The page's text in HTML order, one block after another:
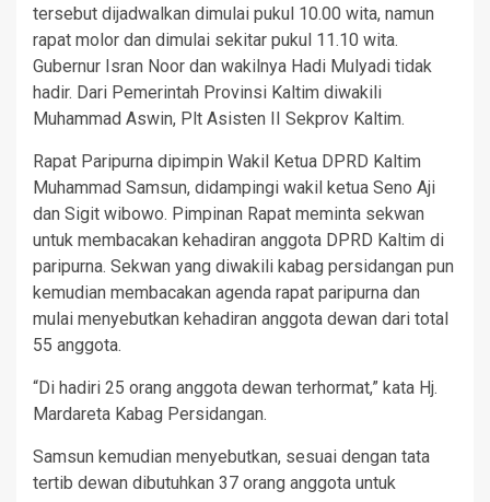
tersebut dijadwalkan dimulai pukul 10.00 wita, namun
rapat molor dan dimulai sekitar pukul 11.10 wita.
Gubernur Isran Noor dan wakilnya Hadi Mulyadi tidak
hadir. Dari Pemerintah Provinsi Kaltim diwakili
Muhammad Aswin, Plt Asisten II Sekprov Kaltim.
Rapat Paripurna dipimpin Wakil Ketua DPRD Kaltim
Muhammad Samsun, didampingi wakil ketua Seno Aji
dan Sigit wibowo. Pimpinan Rapat meminta sekwan
untuk membacakan kehadiran anggota DPRD Kaltim di
paripurna. Sekwan yang diwakili kabag persidangan pun
kemudian membacakan agenda rapat paripurna dan
mulai menyebutkan kehadiran anggota dewan dari total
55 anggota.
“Di hadiri 25 orang anggota dewan terhormat,” kata Hj.
Mardareta Kabag Persidangan.
Samsun kemudian menyebutkan, sesuai dengan tata
tertib dewan dibutuhkan 37 orang anggota untuk